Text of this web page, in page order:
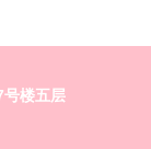
号楼五层